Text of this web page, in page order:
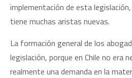
implementación de esta
tiene muchas aristas nuevas.
La formación general de los
legislación, porque en Chile no era
realmente una demanda en la